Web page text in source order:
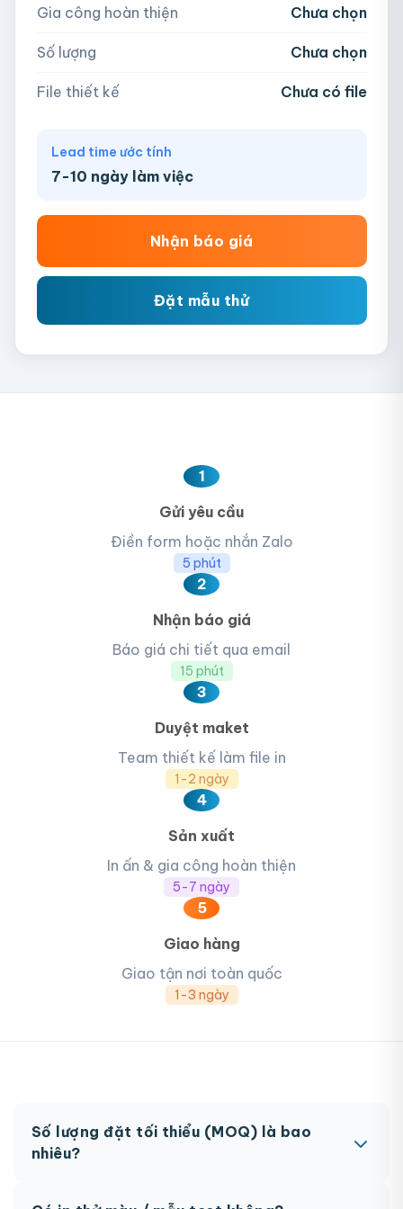
AI, PDF, EPS, PSD, PNG, JPG (tối đa 50MB)
Gia công hoàn thiện Chưa chọn
Số lượng Chưa chọn
File thiết kế Chưa có file
Lead time ước tính
7-10 ngày làm việc
Nhận báo giá
Đặt mẫu thử
1
Gửi yêu cầu
Điền form hoặc nhắn Zalo
5 phút
2
Nhận báo giá
Báo giá chi tiết qua email
15 phút
3
Duyệt maket
Team thiết kế làm file in
1-2 ngày
4
Sản xuất
In ấn & gia công hoàn thiện
5-7 ngày
5
Giao hàng
Giao tận nơi toàn quốc
1-3 ngày
Số lượng đặt tối thiểu (MOQ) là bao
nhiêu?